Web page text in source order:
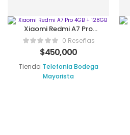
Xiaomi Redmi A7 Pro
4GB + 128GB0 Reseñas
$450,000
Tienda Telefonia Bodega
Mayorista